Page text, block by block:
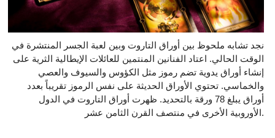
نجد تشابه ملحوظ بين أوراق التاروت وبين لعبة الجسر المنتشرة في
الوقت الحالي. اعتاد الفنانين المنتمين للعائلات الإيطالية الثرية على
إنشاء أوراق يدوية تضم رموز مثل الكؤوس والسيوف والعصي
والخماسي. تحتوي الأوراق الحديثة على نفس الرموز تقريباً بعدد
أوراق يبلغ 78 ورقة بالتحديد. ظهرت أوراق التاروت في الدول
الأوروبية الأخرى في منتصف القرن الثامن عشر.